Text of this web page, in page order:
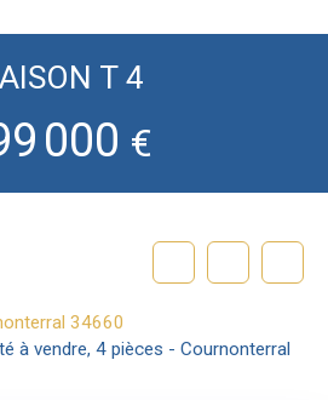
T 4
000 €
34660
à vendre, 4 pièces - Cournonterral